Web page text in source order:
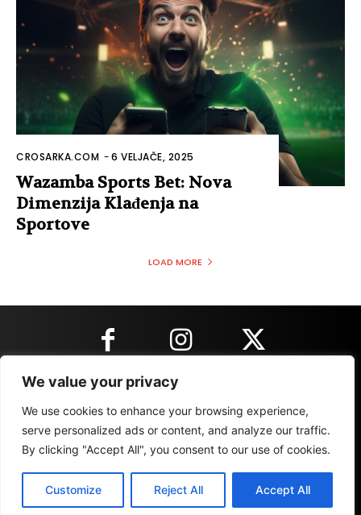
We value your privacy
We use cookies to enhance your browsing experience,
serve personalized ads or content, and analyze our traffic.
By clicking "Accept All", you consent to our use of cookies.
Customize Reject All Accept All
CROSARKA.COM -6 VELJAČE, 2025
Wazamba Sports Bet: Nova
Dimenzija Klađenja na
Sportove
LOAD MORE
KONTAKT INFORMACIJE
IMPRESSUM MARKETING REZULTATI